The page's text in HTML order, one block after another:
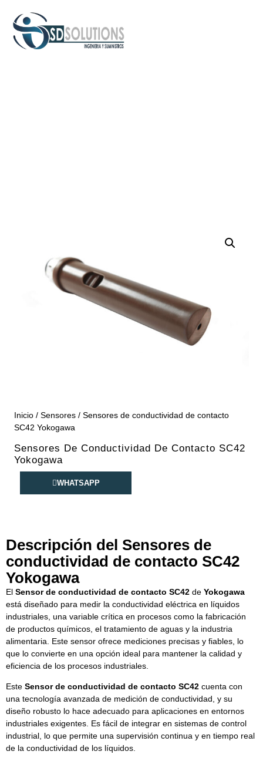
Inicio / Sensores / Sensores de conductividad de contacto
SC42 Yokogawa
Sensores De Conductividad De Contacto SC42
Yokogawa
WHATSAPP
Descripción del Sensores de
conductividad de contacto SC42
Yokogawa
El Sensor de conductividad de contacto SC42 de Yokogawa
está diseñado para medir la conductividad eléctrica en líquidos
industriales, una variable crítica en procesos como la fabricación
de productos químicos, el tratamiento de aguas y la industria
alimentaria. Este sensor ofrece mediciones precisas y fiables, lo
que lo convierte en una opción ideal para mantener la calidad y
eficiencia de los procesos industriales.
Este Sensor de conductividad de contacto SC42 cuenta con
una tecnología avanzada de medición de conductividad, y su
diseño robusto lo hace adecuado para aplicaciones en entornos
industriales exigentes. Es fácil de integrar en sistemas de control
industrial, lo que permite una supervisión continua y en tiempo real
de la conductividad de los líquidos.